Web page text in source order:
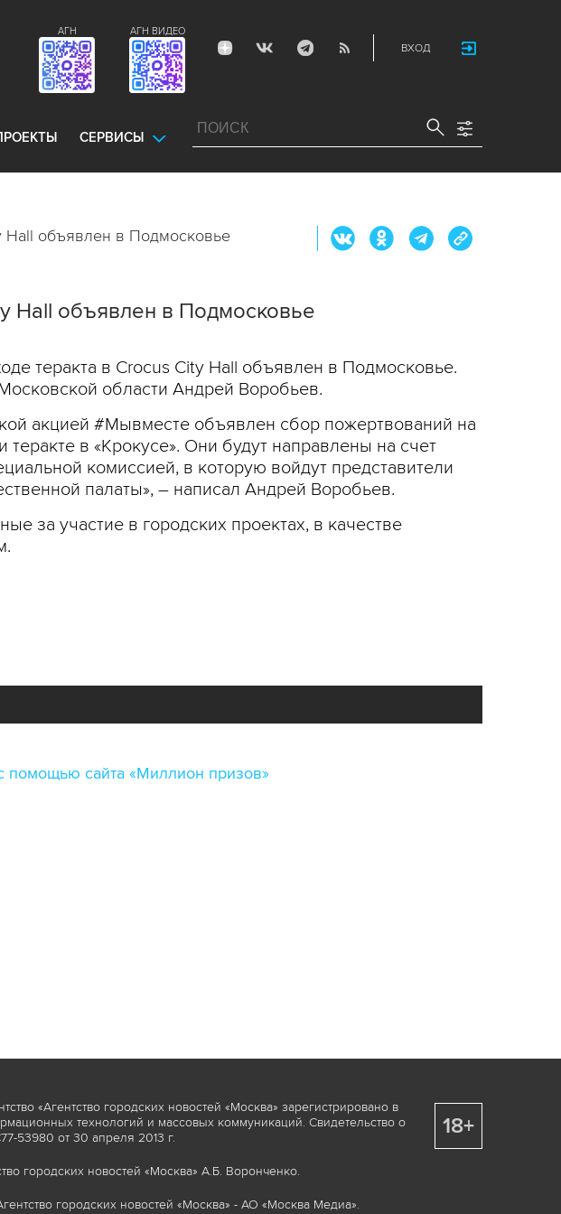
ВХОД
АГН ВИДЕО
АГН
СЕРВИСЫ
Hall объявлен в Подмосковье
Hall объявлен в Подмосковье
теракта в Crocus City Hall объявлен в Подмосковье.
области Андрей Воробьев.
акцией #Мывместе объявлен сбор пожертвований на
в «Крокусе». Они будут направлены на счет
комиссией, в которую войдут представители
палаты», – написал Андрей Воробьев.
за участие в городских проектах, в качестве
помощью сайта «Миллион призов»
«Агентство городских новостей «Москва» зарегистрировано в
технологий и массовых коммуникаций. Свидетельство о
53980 от 30 апреля 2013 г.
городских новостей «Москва» А.Б. Воронченко.
городских новостей «Москва» - АО «Москва Медиа».
18+